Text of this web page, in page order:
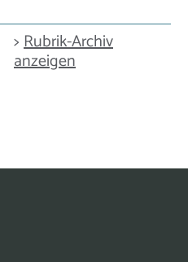
>Rubrik-Archiv
anzeigen